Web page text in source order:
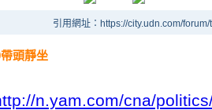
引用網址：https://city.udn.com/
頭靜坐
n.yam.com/cna/